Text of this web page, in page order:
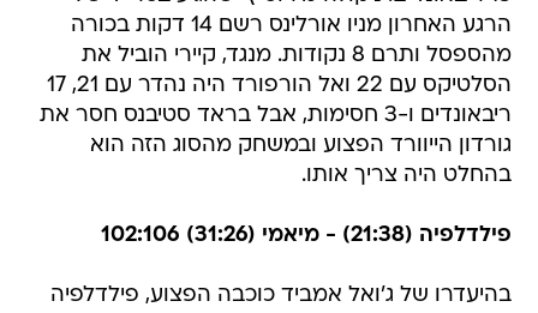
הרגע האחרון מניו אורלינס רשם 14 דקות בכורה
מהספסל ותרם 8 נקודות. מנגד, קיירי הוביל את
הסלטיקס עם 22 ואל הורפורד היה נהדר עם 21, 17
ריבאונדים ו-3 חסימות, אבל בראד סטיבנס חסר את
גורדון הייוורד הפצוע ובמשחק מהסוג הזה הוא
בהחלט היה צריך אותו.
פילדלפיה (21:38) - מיאמי (31:26) 102:106
בהיעדרו של ג'ואל אמביד כוכבה הפצוע, פילדלפיה